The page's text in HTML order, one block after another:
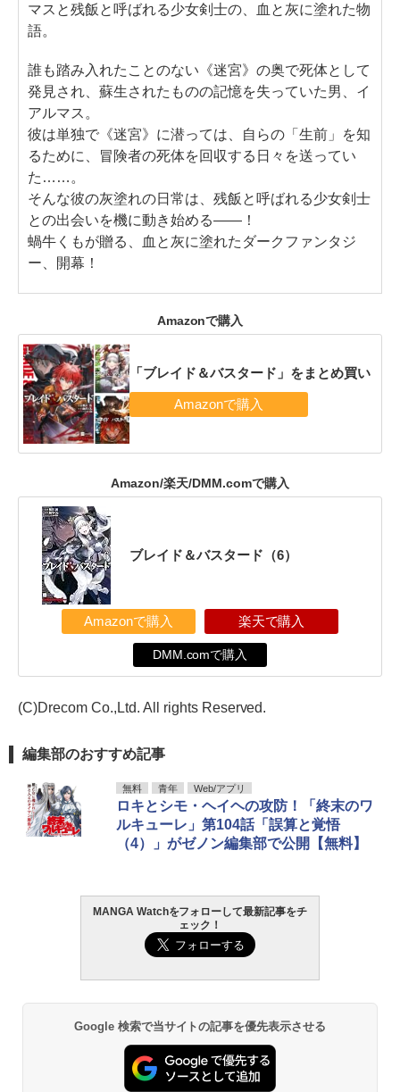
マスと残飯と呼ばれる少女剣士の、血と灰に塗れた物
語。
誰も踏み入れたことのない《迷宮》の奥で死体として
発見され、蘇生されたものの記憶を失っていた男、イ
アルマス。
彼は単独で《迷宮》に潜っては、自らの「生前」を知
るために、冒険者の死体を回収する日々を送ってい
た……。
そんな彼の灰塗れの日常は、残飯と呼ばれる少女剣士
との出会いを機に動き始める――！
蝸牛くもが贈る、血と灰に塗れたダークファンタジ
ー、開幕！
Amazonで購入
「ブレイド＆バスタード」をまとめ買い
Amazon/楽天/DMM.comで購入
ブレイド＆バスタード（6）
Amazonで購入 楽天で購入
DMM.comで購入
(C)Drecom Co.,Ltd. All rights Reserved.
編集部のおすすめ記事
無料 青年 Web/アプリ
ロキとシモ・ヘイヘの攻防！「終末のワ
ルキューレ」第104話「誤算と覚悟
（4）」がゼノン編集部で公開【無料】
MANGA Watchをフォローして最新記事をチ
ェック！
Google 検索で当サイトの記事を優先表示させる